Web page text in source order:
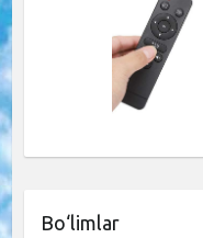
Bo‘limlar